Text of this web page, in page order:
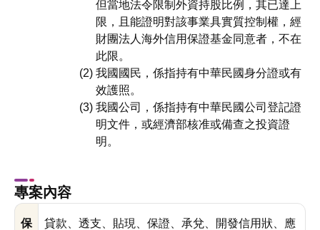
但當地法令限制外資持股比例，其已達上
限，且能證明對該事業具實質控制權，經
財團法人海外信用保證基金同意者，不在
此限。
我國國民，係指持有中華民國身分證或有
效護照。
我國公司，係指持有中華民國公司登記證
明文件，或經濟部核准或備查之投資證
明。
專案內容
保
貸款、透支、貼現、保證、承兌、開發信用狀、應